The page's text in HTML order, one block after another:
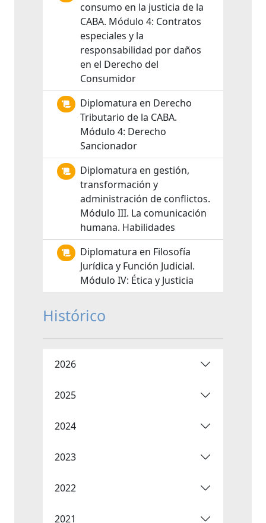
consumo en la justicia de la
CABA. Módulo 4: Contratos
especiales y la
responsabilidad por daños
en el Derecho del
Consumidor
Diplomatura en Derecho
Tributario de la CABA.
Módulo 4: Derecho
Sancionador
Diplomatura en gestión,
transformación y
administración de conflictos.
Módulo III. La comunicación
humana. Habilidades
Diplomatura en Filosofía
Jurídica y Función Judicial.
Módulo IV: Ética y Justicia
Histórico
2026
2025
2024
2023
2022
2021